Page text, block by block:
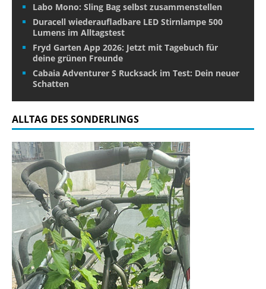
Labo Mono: Sling Bag selbst zusammenstellen
Duracell wiederaufladbare LED Stirnlampe 500
Lumens im Alltagstest
Fryd Garten App 2026: Jetzt mit Tagebuch für
deine grünen Freunde
Cabaia Adventurer S Rucksack im Test: Dein neuer
Schatten
ALLTAG DES SONDERLINGS